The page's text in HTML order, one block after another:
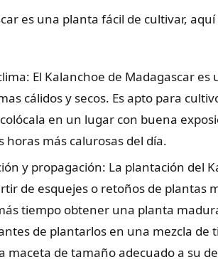
es una planta fácil de cultivar,
El Kalanchoe de Madagascar
cálidos y secos. Es apto para
en un lugar con buena
horas más calurosas del día.
y propagación: La plantación del
de esquejes o retoños de plantas
tiempo obtener una planta
de plantarlos en una mezcla de
maceta de tamaño adecuado a su